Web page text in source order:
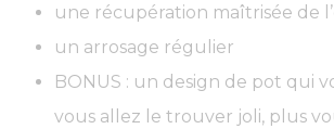
une récupération maîtrisée de
un arrosage régulier
BONUS : un design de pot qui
vous allez le trouver joli, plus